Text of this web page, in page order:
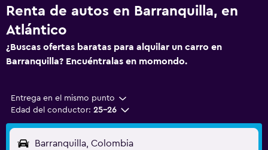
Renta de autos en Barranquilla, en
Atlántico
¿Buscas ofertas baratas para alquilar un carro en
Barranquilla? Encuéntralas en momondo.
Entrega en el mismo punto
Edad del conductor: 25-26
Barranquilla, Colombia